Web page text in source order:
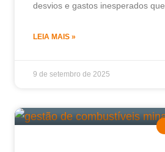
desvios e gastos inesperados que
LEIA MAIS »
9 de setembro de 2025